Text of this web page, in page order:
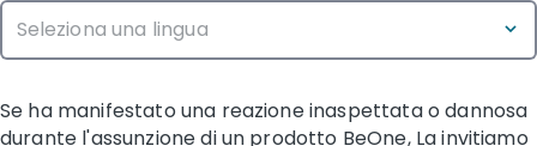
Se ha manifestato una reazione inaspettata o dannosa
durante l'assunzione di un prodotto BeOne, La invitiamo